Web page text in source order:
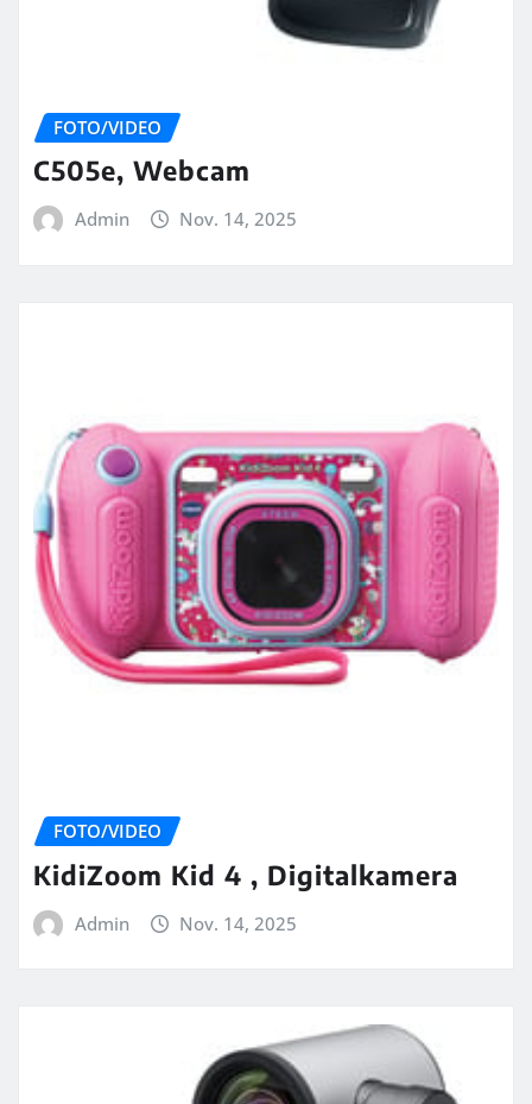
FOTO/VIDEO
C505e, Webcam
Admin Nov. 14, 2025
FOTO/VIDEO
KidiZoom Kid 4 , Digitalkamera
Admin Nov. 14, 2025